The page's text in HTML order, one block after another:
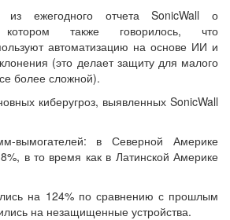
ежегодного отчета SonicWall о
также говорилось, что
автоматизацию на основе ИИ и
(это делает защиту для малого
более сложной).
киберугроз, выявленных SonicWall
вымогателей: в Северной Америке
в то время как в Латинской Америке
на 124% по сравнению с прошлым
на незащищенные устройства.